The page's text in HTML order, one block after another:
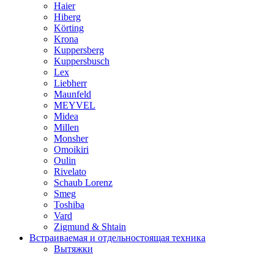
Haier
Hiberg
Körting
Krona
Kuppersberg
Kuppersbusch
Lex
Liebherr
Maunfeld
MEYVEL
Midea
Millen
Monsher
Omoikiri
Oulin
Rivelato
Schaub Lorenz
Smeg
Toshiba
Vard
Zigmund & Shtain
Встраиваемая и отдельностоящая техника
Вытяжки